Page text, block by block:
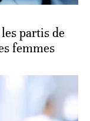
partis de
femmes